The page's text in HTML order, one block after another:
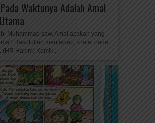
Waktunya Adalah Amal
Muhammad saw. Amal apakah yang
Rasulullah menjawab, shalat pada
(HR Hakim) Komik...